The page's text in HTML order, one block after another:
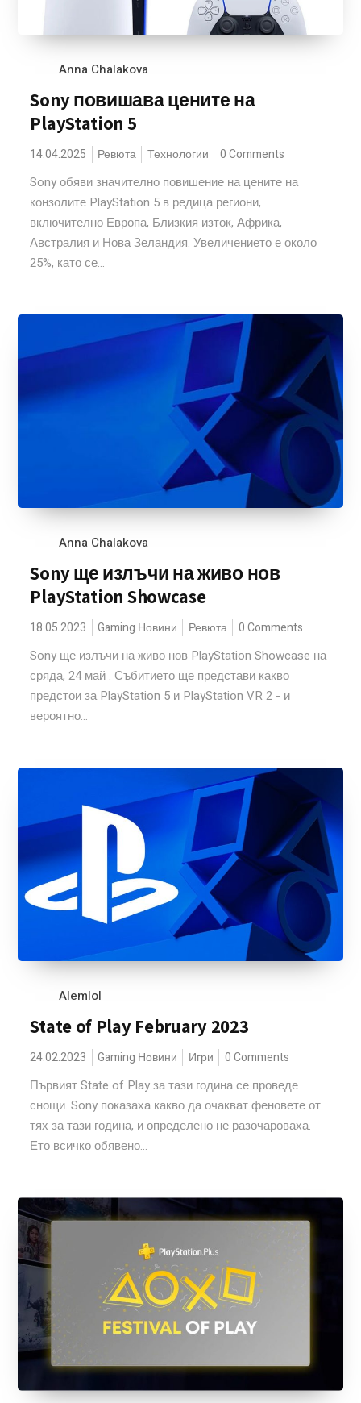
Anna Chalakova
Sony повишава цените на
PlayStation 5
14.04.2025 Ревюта Технологии 0 Comments
Sony обяви значително повишение на цените на
конзолите PlayStation 5 в редица региони,
включително Европа, Близкия изток, Африка,
Австралия и Нова Зеландия. Увеличението е около
25%, като се...
Anna Chalakova
Sony ще излъчи на живо нов
PlayStation Showcase
18.05.2023 Gaming Новини Ревюта 0 Comments
Sony ще излъчи на живо нов PlayStation Showcase на
сряда, 24 май . Събитието ще представи какво
предстои за PlayStation 5 и PlayStation VR 2 - и
вероятно...
Alemlol
State of Play February 2023
24.02.2023 Gaming Новини Игри 0 Comments
Първият State of Play за тази година се проведе
снощи. Sony показаха какво да очакват феновете от
тях за тази година, и определено не разочароваха.
Ето всичко обявено...